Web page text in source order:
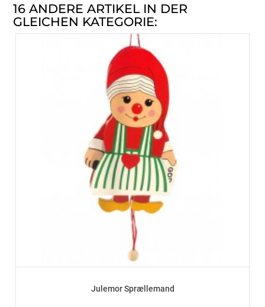
16 ANDERE ARTIKEL IN DER
GLEICHEN KATEGORIE:
Julemor Sprællemand